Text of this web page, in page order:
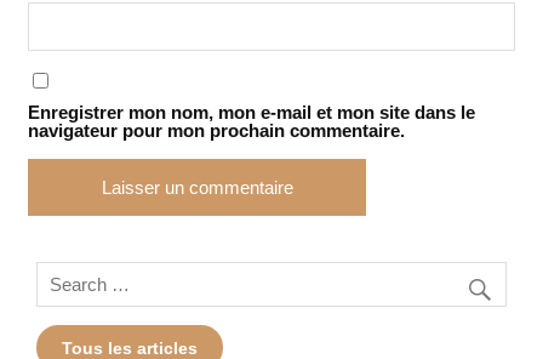
Enregistrer mon nom, mon e-mail et mon site dans le
navigateur pour mon prochain commentaire.
Tous les articles